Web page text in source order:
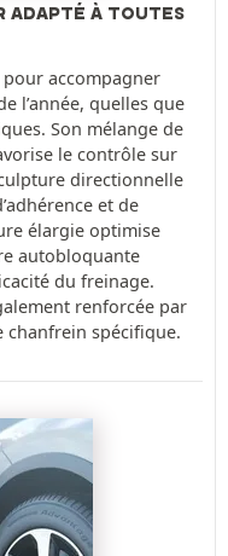
ADAPTÉ À TOUTES
pour accompagner
l’année, quelles que
Son mélange de
le contrôle sur
directionnelle
et de
élargie optimise
autobloquante
du freinage.
renforcée par
chanfrein spécifique.